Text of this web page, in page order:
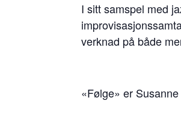
I sitt samspel med
verknad på både
«Følge» er